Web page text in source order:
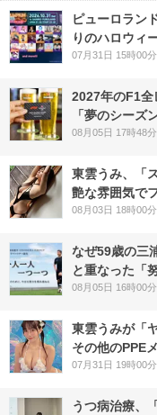
ピューロラン
りのハロウィ
07月31日 15時00分
2027年のF1全
「夢のシーズ
08月05日 17時48分
東雲うみ、「
艶な雰囲気で
08月03日 18時00分
なぜ59歳の三
と重なった「
08月05日 16時00分
東雲うみが「
その他のPPE
07月31日 19時00分
うつ病治療、